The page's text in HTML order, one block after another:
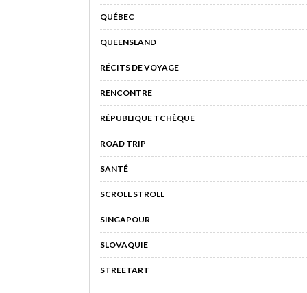
QUÉBEC
QUEENSLAND
RÉCITS DE VOYAGE
RENCONTRE
RÉPUBLIQUE TCHÈQUE
ROAD TRIP
SANTÉ
SCROLL STROLL
SINGAPOUR
SLOVAQUIE
STREETART